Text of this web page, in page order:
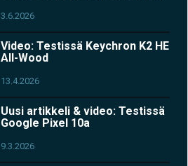
3.6.2026
Video: Testissä Keychron K2 HE
All-Wood
13.4.2026
Uusi artikkeli & video: Testissä
Google Pixel 10a
9.3.2026